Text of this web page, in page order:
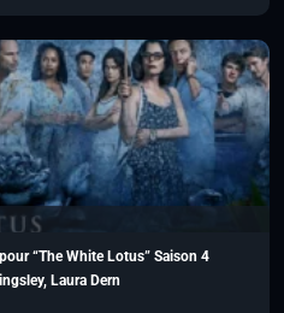
“The White Lotus” Saison 4
Laura Dern